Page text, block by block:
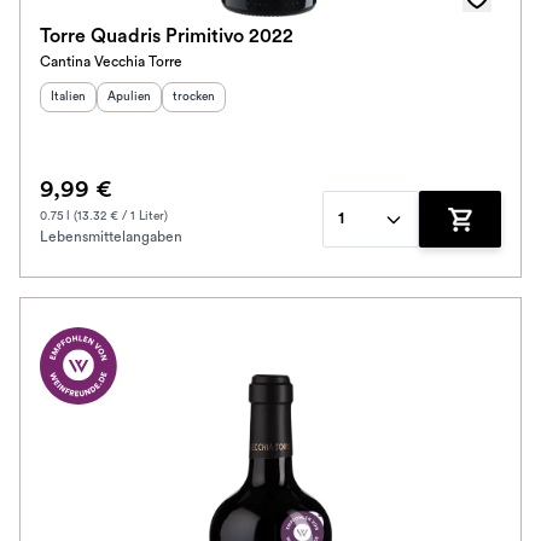
Torre Quadris Primitivo 2022
Cantina Vecchia Torre
Herkunftsland:
Italien Herkunftsregion:
Apulien Geschmack
trocken
9,99 €
0.75 l (13.32 € / 1 Liter)
Lebensmittelangaben
1
Zum